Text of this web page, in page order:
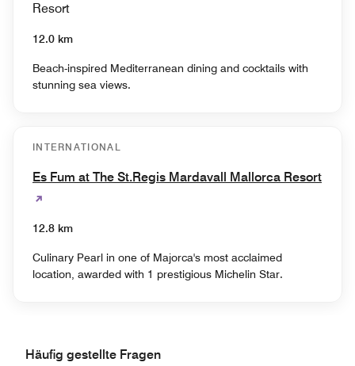
Resort
12.0 km
Beach-inspired Mediterranean dining and cocktails with
stunning sea views.
INTERNATIONAL
Es Fum at The St.Regis Mardavall Mallorca Resort
12.8 km
Culinary Pearl in one of Majorca's most acclaimed
location, awarded with 1 prestigious Michelin Star.
Häufig gestellte Fragen